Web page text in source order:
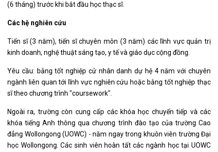
(6 tháng) trước khi bắt đầu học thạc sĩ.
Các hệ nghiên cứu
Tiến sĩ (3 năm), tiến sĩ chuyên môn (3 năm) các lĩnh vực quản trị
kinh doanh, nghệ thuật sáng tạo, y tế và giáo dục cộng đồng.
Yêu cầu: bằng tốt nghiệp cử nhân danh dự hệ 4 năm với chuyên
ngành liên quan tới lĩnh vực nghiên cứu hoặc bằng tốt nghiệp thạc
sĩ theo chương trình "coursework".
Ngoài ra, trường còn cung cấp các khóa học chuyển tiếp và các
khóa tiếng Anh thông qua chương trình đào tạo của trường Cao
đẳng Wollongong (UOWC) - nằm ngay trong khuôn viên trường Đại
học Wollongong. Các sinh viên hoàn tất các ngành học tại UOWC